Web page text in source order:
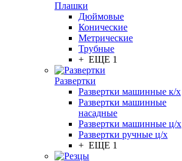
Плашки
Дюймовые
Конические
Метрические
Трубные
+ ЕЩЕ 1
Развертки
Развертки машинные к/х
Развертки машинные
насадные
Развертки машинные ц/х
Развертки ручные ц/х
+ ЕЩЕ 1